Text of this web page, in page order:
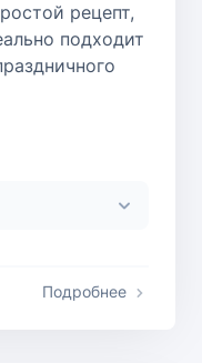
рецепт,
подходит
Подробнее